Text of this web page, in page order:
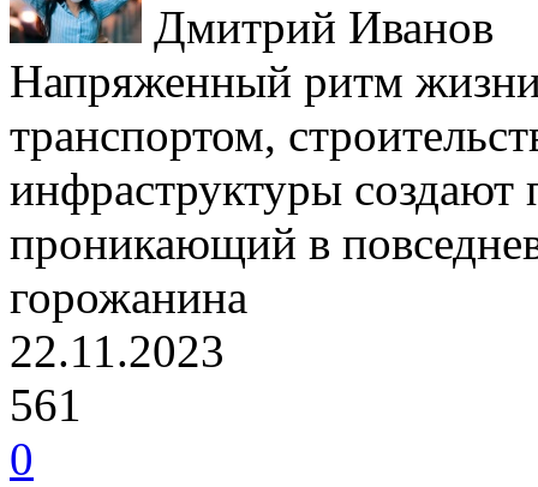
Дмитрий Иванов
Напряженный ритм
транспортом,
инфраструктуры
проникающий в
горожанина
22.11.2023
561
0